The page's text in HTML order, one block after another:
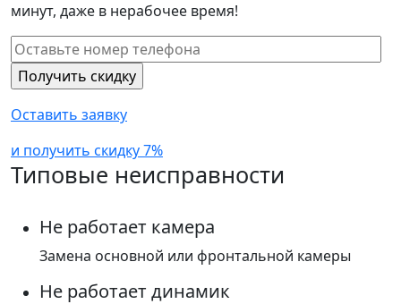
минут, даже в нерабочее время!
Оставить заявку
и получить скидку 7%
Типовые неисправности
Не работает камера
Замена основной или фронтальной камеры
Не работает динамик